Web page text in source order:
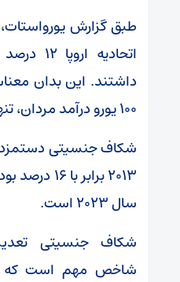
اتحادیه
داشتند. این بدان
۱۰۰ یورو درآمد مردان، تنها ۸۸ یورو کسب کردند.
شکاف جنسیتی دستمزد
۲۰۱۳ برابر
سال ۲۰۲۳ است.
شکاف جنسیتی
شاخص مهم است که